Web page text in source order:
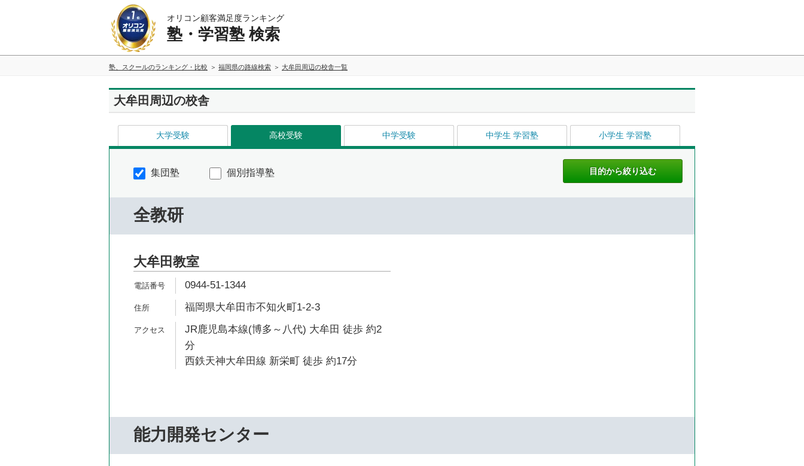
オリコン顧客満足度ランキング
塾・学習塾 検索
塾、スクールのランキング・比較 福岡県の路線検索 大牟田周辺の校舎一覧
大牟田周辺の校舎
大学受験 高校受験 中学受験 中学生 学習塾 小学生 学習塾
集団塾 個別指導塾
全教研
大牟田教室
0944-51-1344
福岡県大牟田市不知火町1-2-3
JR鹿児島本線(博多～八代) 大牟田 徒歩 約2
分
西鉄天神大牟田線 新栄町 徒歩 約17分
能力開発センター